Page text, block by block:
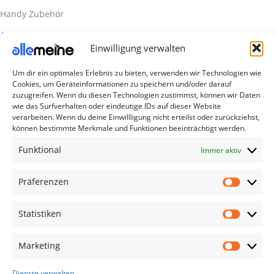
Einwilligung verwalten
Um dir ein optimales Erlebnis zu bieten, verwenden wir Technologien wie
Cookies, um Geräteinformationen zu speichern und/oder darauf
zuzugreifen. Wenn du diesen Technologien zustimmst, können wir Daten
wie das Surfverhalten oder eindeutige IDs auf dieser Website
verarbeiten. Wenn du deine Einwillligung nicht erteilst oder zurückziehst,
können bestimmte Merkmale und Funktionen beeinträchtigt werden.
Funktional Immer aktiv
Präferenzen
Statistiken
Marketing
Handy Zubehör
Airpod Zubehör
Gamingsachen
Useful Links
Aktionen
Blog
Lieferung & Rückgabe
Outlet